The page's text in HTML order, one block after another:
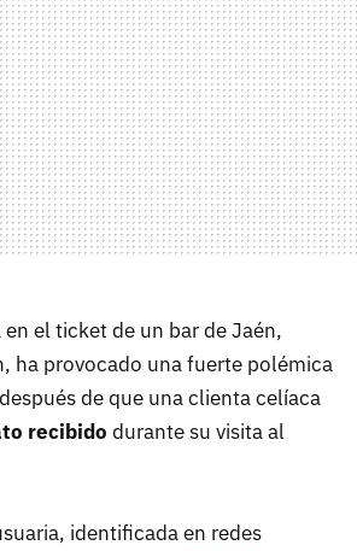
el ticket de un bar de Jaén,
ha provocado una fuerte polémica
de que una clienta celíaca
recibido durante su visita al
identificada en redes